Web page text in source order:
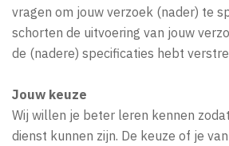
vragen om jouw verzoek (nader) te
schorten de uitvoering van jouw
de (nadere) specificaties hebt
Jouw keuze
Wij willen je beter leren kennen
dienst kunnen zijn. De keuze of je